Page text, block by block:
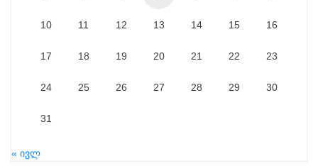
10 11 12 13 14 15 16
17 18 19 20 21 22 23
24 25 26 27 28 29 30
31
« ივლ